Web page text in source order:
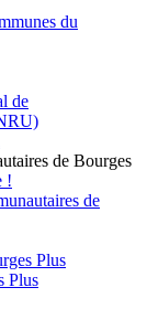
du
de
de Bourges
!
de
Plus
Plus